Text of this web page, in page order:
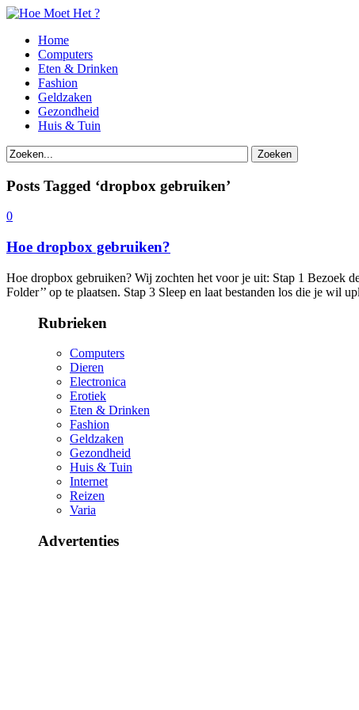
Home
Computers
Eten & Drinken
Fashion
Geldzaken
Gezondheid
Huis & Tuin
Posts Tagged ‘dropbox gebruiken’
0
Hoe dropbox gebruiken?
Hoe dropbox gebruiken? Wij zochten het voor je uit: Stap 1 Bezoek
Folder’’ op te plaatsen. Stap 3 Sleep en laat bestanden los die je wil
Rubrieken
Computers
Dieren
Electronica
Erotiek
Eten & Drinken
Fashion
Geldzaken
Gezondheid
Huis & Tuin
Internet
Reizen
Varia
Advertenties